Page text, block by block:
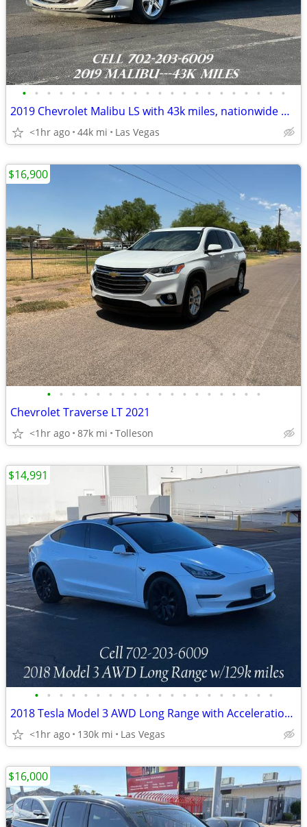
• • • • • • • • • • • • • • • • • • • • • •
2019 Chevrolet Malibu LS with 43k miles, nationwide warranty included
<1hr ago 44k mi Las Vegas
• • • • • • • • • • • • • • • • • •
Chevrolet Traverse LT 2021
<1hr ago 87k mi Tolleson
$16,900
• • • • • • • • • • • • • • • • • • • •
2018 Tesla Model 3 AWD Long Range with Acceleration Boost, 251 range
<1hr ago 130k mi Las Vegas
$14,991
$16,000